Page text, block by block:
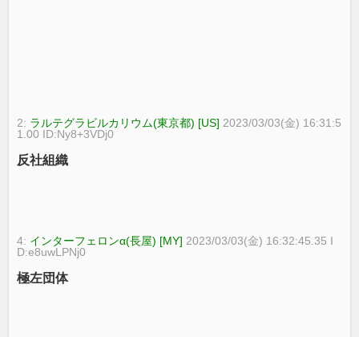
2: ラルテグラビルカリウム(東京都) [US] 2023/03/03(金) 16:31:5
1.00 ID:Ny8+3VDj0
反社組織
4: インターフェロンα(長屋) [MY] 2023/03/03(金) 16:32:45.35 I
D:e8uwLPNj0
極左団体